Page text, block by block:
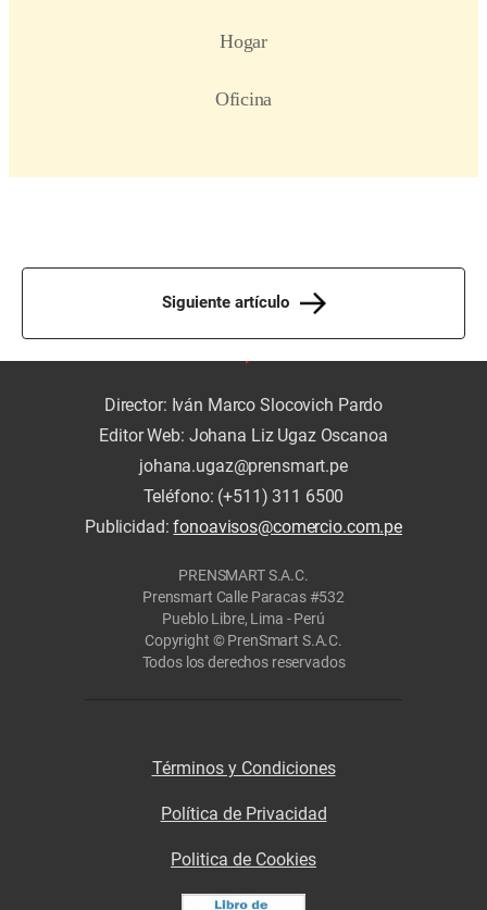
Siguiente artículo
Director: Iván Marco Slocovich Pardo
Editor Web: Johana Liz Ugaz Oscanoa
johana.ugaz@prensmart.pe
Teléfono: (+511) 311 6500
Publicidad:fonoavisos@comercio.com.pe
PRENSMART S.A.C.
Prensmart Calle Paracas #532
Pueblo Libre, Lima - Perú
Copyright © PrenSmart S.A.C.
Todos los derechos reservados
Términos y Condiciones
Política de Privacidad
Politica de Cookies